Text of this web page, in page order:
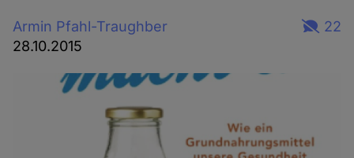
Armin Pfahl-Traughber
28.10.2015
22